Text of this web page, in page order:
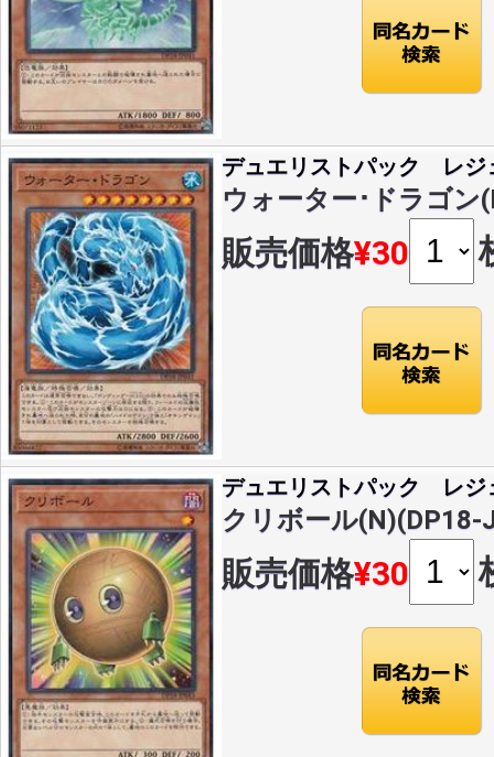
デュエリストパック レジ
ウォーター･ドラゴン
販売価格¥30
デュエリストパック レジ
クリボール(N)(DP18-
販売価格¥30